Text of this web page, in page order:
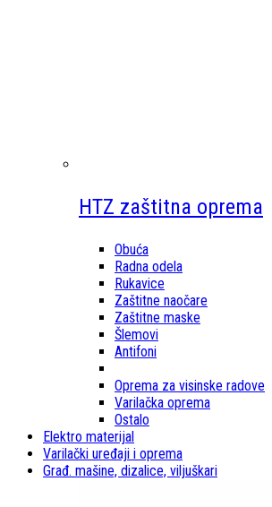
HTZ zaštitna oprema
Obuća
Radna odela
Rukavice
Zaštitne naočare
Zaštitne maske
Šlemovi
Antifoni
Oprema za visinske radove
Varilačka oprema
Ostalo
Elektro materijal
Varilački uređaji i oprema
Građ. mašine, dizalice, viljuškari